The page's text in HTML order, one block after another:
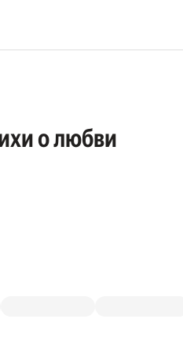
о любви